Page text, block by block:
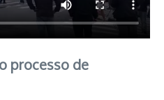
processo de